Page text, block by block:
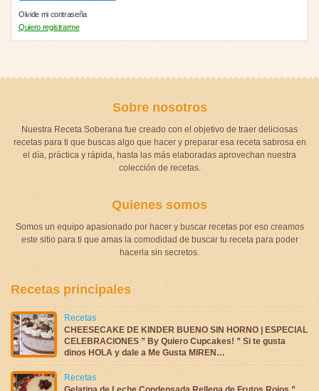
Olvide mi contraseña
Quiero registrarme
Sobre nosotros
Nuestra Receta Soberana fue creado con el objetivo de traer deliciosas
recetas para ti que buscas algo que hacer y preparar esa receta sabrosa en
el día, práctica y rápida, hasta las más elaboradas aprovechan nuestra
colección de recetas.
Quienes somos
Somos un equipo apasionado por hacer y buscar recetas por eso creamos
este sitio para ti que amas la comodidad de buscar tu receta para poder
hacerla sin secretos.
Recetas principales
Recetas
CHEESECAKE DE KINDER BUENO SIN HORNO | ESPECIAL
CELEBRACIONES ” By Quiero Cupcakes! ” Si te gusta
dinos HOLA y dale a Me Gusta MIREN…
Recetas